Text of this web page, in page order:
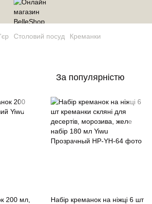
Столовий посуд Креманки
За популярністю
200 мл,
Набір креманок на ніжці 6 шт